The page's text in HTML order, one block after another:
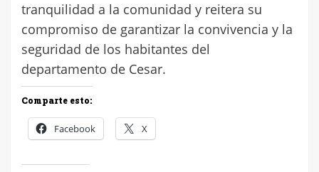
tranquilidad a la comunidad y reitera su
compromiso de garantizar la convivencia y la
seguridad de los habitantes del
departamento de Cesar.
Comparte esto:
Facebook X